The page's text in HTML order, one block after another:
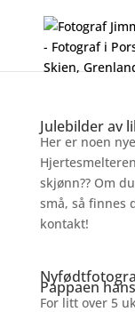
Julebilder av
Her er noen
skjønn?? Om
små, så finnes
kontakt!
Pappaen
For litt over 5